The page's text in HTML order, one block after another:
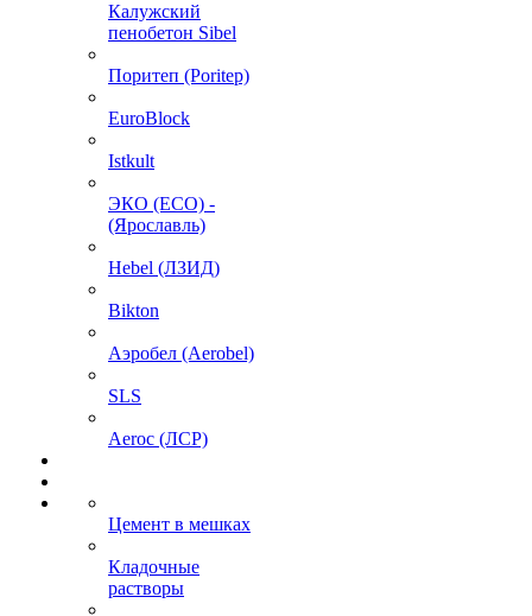
Калужский
пенобетон Sibel
Поритеп (Poritep)
EuroBlock
Istkult
ЭКО (ECO) -
(Ярославль)
Hebel (ЛЗИД)
Bikton
Аэробел (Aerobel)
SLS
Aeroc (ЛСР)
Цемент в мешках
Кладочные
растворы